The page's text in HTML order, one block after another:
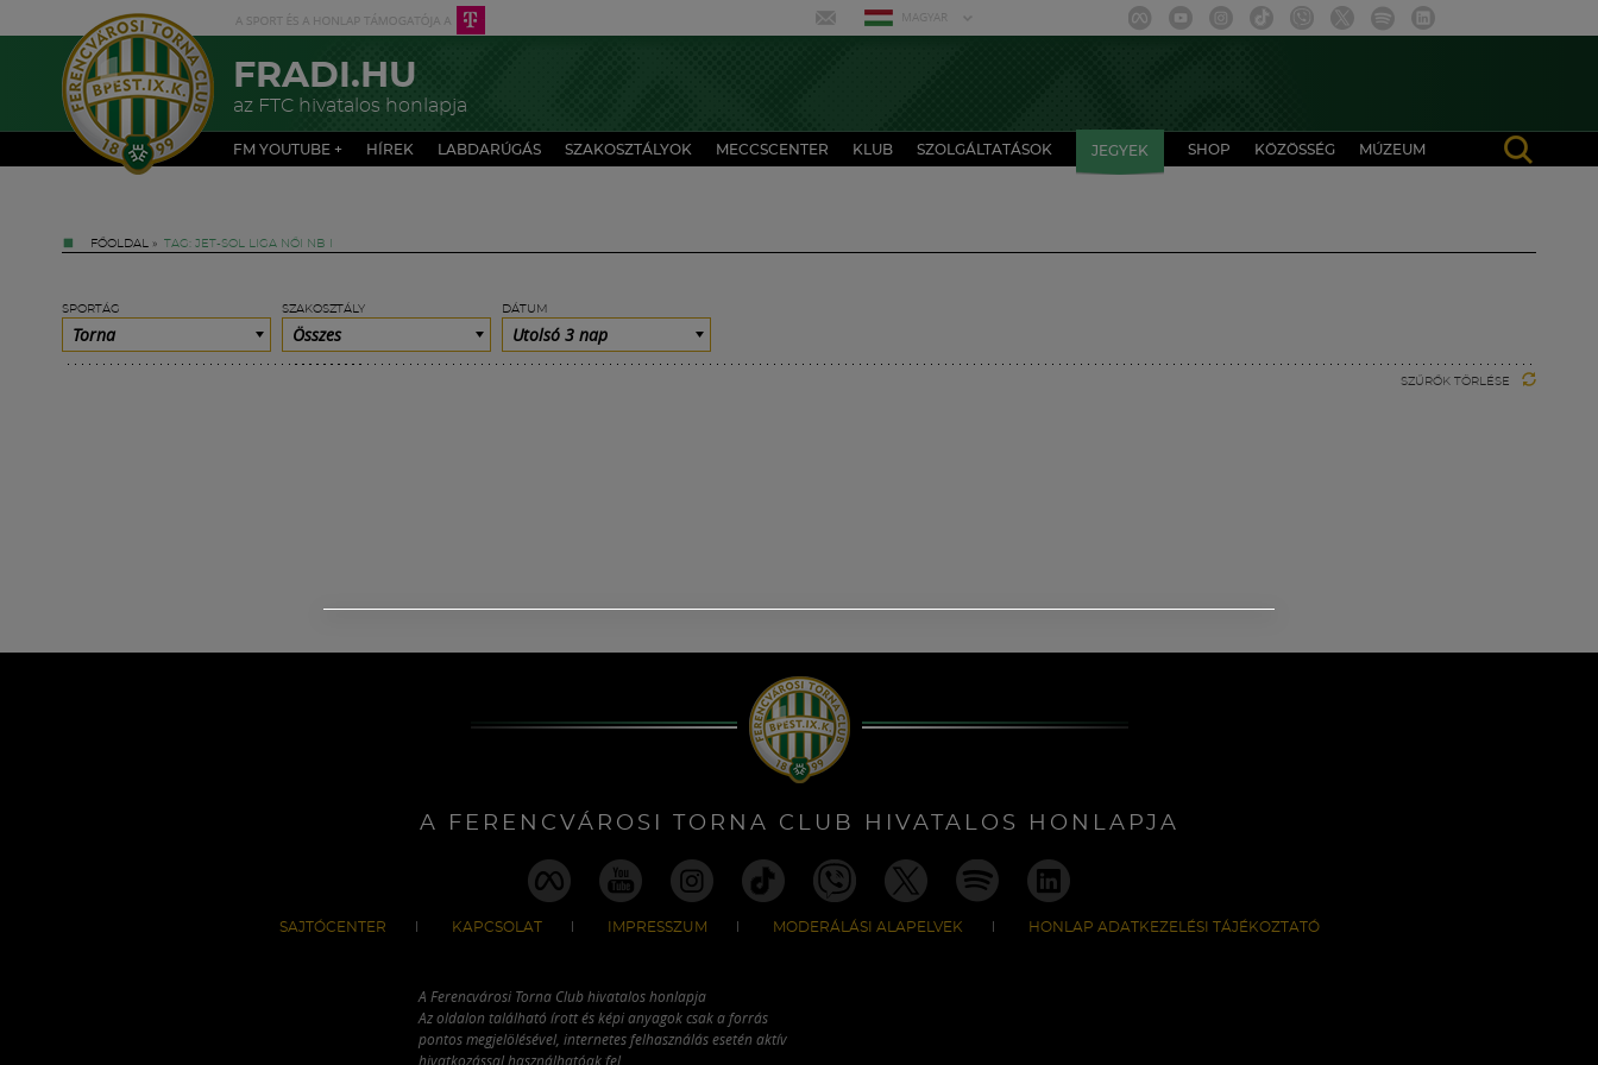
MAGYAR
FRADI.HU
az FTC hivatalos honlapja
FM YOUTUBE + HÍREK LABDARÚGÁS SZAKOSZTÁLYOK MECCSCENTER KLUB SZOLGÁLTATÁSOK JEGYEK SHOP KÖZÖSSÉG MÚZEUM
FŐOLDAL » TAG: JET-SOL LIGA NŐI NB I
SPORTÁG
Torna
SZAKOSZTÁLY
Összes
DÁTUM
Utolsó 3 nap
SZŰRŐK TÖRLÉSE
A FERENCVÁROSI TORNA CLUB HIVATALOS HONLAPJA
SAJTÓCENTER KAPCSOLAT IMPRESSZUM MODERÁLÁSI ALAPELVEK HONLAP ADATKEZELÉSI TÁJÉKOZTATÓ
A Ferencvárosi Torna Club hivatalos honlapja
Az oldalon található írott és képi anyagok csak a forrás
pontos megjelölésével, internetes felhasználás esetén aktív
hivatkozással használhatóak fel.